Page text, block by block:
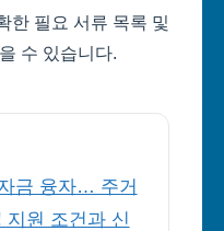
한 필요 서류 목록 및
수 있습니다.
금 융자… 주거
원 조건과 신